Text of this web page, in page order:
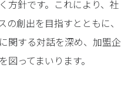
方針です。これにより、社
創出を目指すとともに、
関する対話を深め、加盟企
ってまいります。